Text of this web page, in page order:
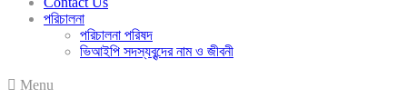
পরিচালনা
পরিচালনা পরিষদ
ভিআইপি সদস্যবৃন্দের নাম ও জীবনী
Menu